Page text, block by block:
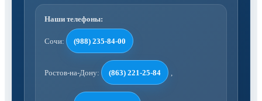
Наши телефоны:
Сочи: (988) 235-84-00
Ростов-на-Дону: (863) 221-25-84